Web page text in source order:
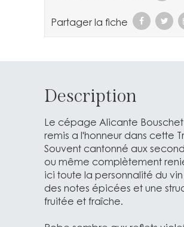
Partager la fiche
Description
Le cépage Alicante
remis a l'honneur dans cette
Souvent cantonné aux
ou même complètement
ici toute la personnalité du
des notes épicées et une
fruitée et fraîche.